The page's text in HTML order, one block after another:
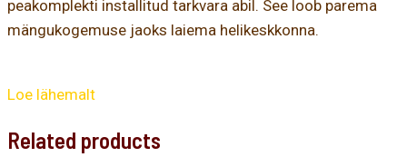
peakomplekti installitud tarkvara abil. See loob parema
mängukogemuse jaoks laiema helikeskkonna.
Loe lähemalt
Related products